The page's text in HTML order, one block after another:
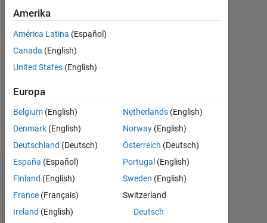
2019
Followers:
0
Statistik
Amerika
América Latina (Español)
Canada (English)
United States (English)
Europa
Belgium (English)
Denmark (English)
Deutschland (Deutsch)
España (Español)
Finland (English)
France (Français)
Ireland (English)
Netherlands (English)
Norway (English)
Österreich (Deutsch)
Portugal (English)
Sweden (English)
Switzerland
Deutsch